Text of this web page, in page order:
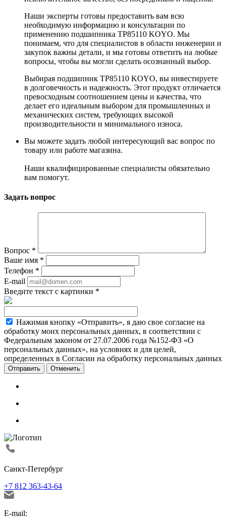
Наши эксперты готовы предоставить вам всю
необходимую информацию и консультации по
применению подшипника TP85110 KOYO. Мы
понимаем, что для специалистов в области инженерии и
закупок важны детали, и мы готовы ответить на любые
вопросы, чтобы вы могли сделать осознанный выбор.
Выбирая подшипник TP85110 KOYO, вы инвестируете
в долговечность и надежность. Этот продукт отличается
превосходным соотношением цены и качества, что
делает его идеальным выбором для промышленных и
механических систем, требующих высокой
производительности и минимального износа.
Вы можете задать любой интересующий вас вопрос по
товару или работе магазина.
Наши квалифицированные специалисты обязательно
вам помогут.
Задать вопрос
Вопрос *
Ваше имя *
Телефон *
E-mail
Введите текст с картинки *
Нажимая кнопку «Отправить», я даю свое согласие на
обработку моих персональных данных, в соответствии с
Федеральным законом от 27.07.2006 года №152-ФЗ «О
персональных данных», на условиях и для целей,
определенных в Согласии на обработку персональных данных
Отменить
Санкт-Петербург
+7 812 363-43-64
E-mail: